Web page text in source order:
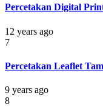
Percetakan Digital
12 years ago
7
Percetakan Leaflet
9 years ago
8